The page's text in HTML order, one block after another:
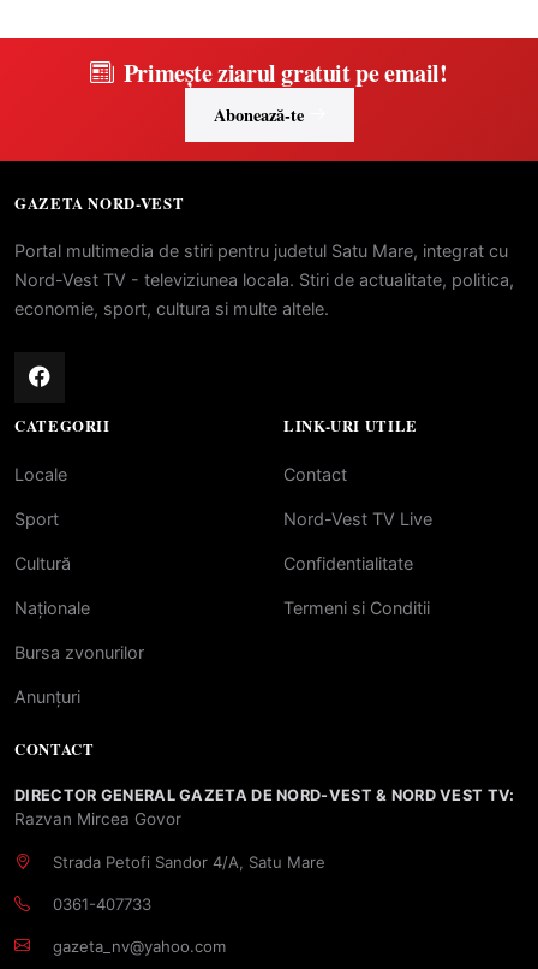
Primește ziarul gratuit pe email!
Abonează-te
GAZETA NORD-VEST
Portal multimedia de stiri pentru judetul Satu Mare, integrat cu
Nord-Vest TV - televiziunea locala. Stiri de actualitate, politica,
economie, sport, cultura si multe altele.
CATEGORII
Locale
Sport
Cultură
Naționale
Bursa zvonurilor
Anunțuri
LINK-URI UTILE
Contact
Nord-Vest TV Live
Confidentialitate
Termeni si Conditii
CONTACT
DIRECTOR GENERAL GAZETA DE NORD-VEST & NORD VEST TV:
Razvan Mircea Govor
Strada Petofi Sandor 4/A, Satu Mare
0361-407733
gazeta_nv@yahoo.com